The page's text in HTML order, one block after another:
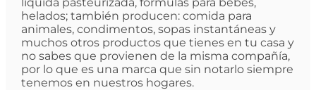
helados; también producen: comida para
animales, condimentos, sopas instantáneas y
muchos otros productos que tienes en tu casa y
no sabes que provienen de la misma compañía,
por lo que es una marca que sin notarlo siempre
tenemos en nuestros hogares.